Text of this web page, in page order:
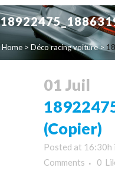
Home> Déco racing voiture>
01 Juil
(Copier)
Posted at 16:30h
Comments
0